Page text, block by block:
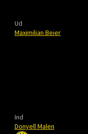
Ud
Maximilian Beier
Ind
Donyell Malen